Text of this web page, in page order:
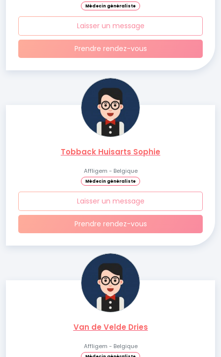
Médecin généraliste
Laisser un message
Prendre rendez-vous
Tobback Huisarts Sophie
Affligem - Belgique
Médecin généraliste
Laisser un message
Prendre rendez-vous
Van de Velde Dries
Affligem - Belgique